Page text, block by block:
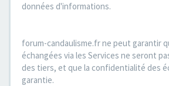
données d'informations.
forum-candaulisme.fr ne peut garantir
échangées via les Services ne seront
des tiers, et que la confidentialité des
garantie.